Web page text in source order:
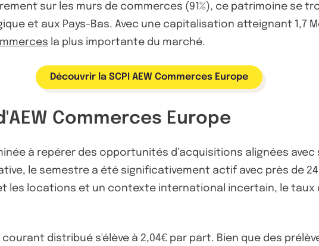
sur les murs de commerces (91%), ce patrimoine se
et aux Pays-Bas. Avec une capitalisation atteignant 1,7
la plus importante du marché.
Découvrir la SCPI AEW Commerces Europe
Commerces Europe
à repérer des opportunités d’acquisitions alignées avec
le semestre a été significativement actif avec près de
les locations et un contexte international incertain, le taux
distribué s'élève à 2,04€ par part. Bien que des